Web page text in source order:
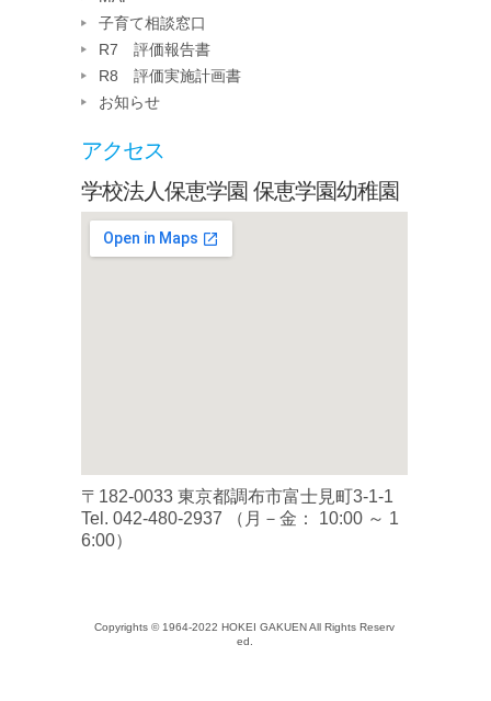
子育て相談窓口
R7 評価報告書
R8 評価実施計画書
お知らせ
アクセス
学校法人保恵学園 保恵学園幼稚園
〒182-0033 東京都調布市富士見町3-1-1
Tel. 042-480-2937 （月－金： 10:00 ～ 1
6:00）
Copyrights © 1964-2022 HOKEI GAKUEN All Rights Reserv
ed.